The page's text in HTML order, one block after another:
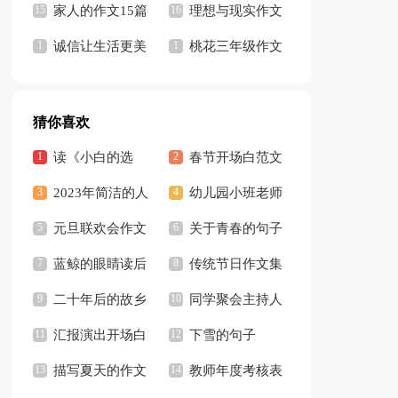
(精选15篇) 集15篇)
家人的作文15篇 理想与现实作文
诚信让生活更美 桃花三年级作文
猜你喜欢
读《小白的选
择》有感
春节开场白范文
（精选5篇）
2023年简洁的人
生感悟的好句摘录
36条
幼儿园小班老师
教学反思
元旦联欢会作文
【热门】
关于青春的句子
3篇
蓝鲸的眼睛读后
感汇编15篇
传统节日作文集
锦15篇
二十年后的故乡
作文集锦15篇
同学聚会主持人
开场白合集15篇
汇报演出开场白 下雪的句子
【热】
描写夏天的作文 教师年度考核表